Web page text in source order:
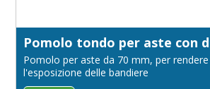
Pomolo per aste da 70 mm, per
l'esposizione delle bandiere